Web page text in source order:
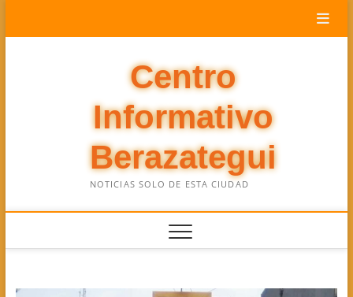
Centro
Informativo
Berazategui
NOTICIAS SOLO DE ESTA CIUDAD